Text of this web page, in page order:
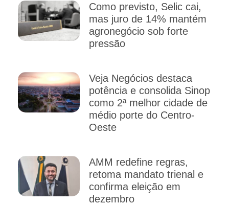
Como previsto, Selic cai,
mas juro de 14% mantém
agronegócio sob forte
pressão
Veja Negócios destaca
potência e consolida Sinop
como 2ª melhor cidade de
médio porte do Centro-
Oeste
AMM redefine regras,
retoma mandato trienal e
confirma eleição em
dezembro